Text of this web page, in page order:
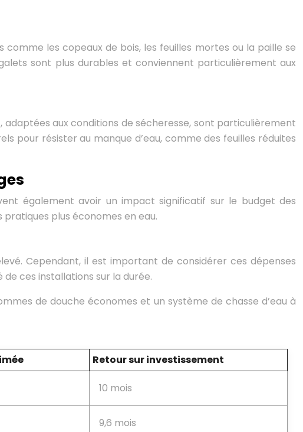
les copeaux de bois, les feuilles mortes ou la paille se
sont plus durables et conviennent particulièrement aux
aux conditions de sécheresse, sont particulièrement
pour résister au manque d’eau, comme des feuilles réduites
également avoir un impact significatif sur le budget des
plus économes en eau.
Cependant, il est important de considérer ces dépenses
ces installations sur la durée.
de douche économes et un système de chasse d’eau à
Retour sur investissement
10 mois
9,6 mois